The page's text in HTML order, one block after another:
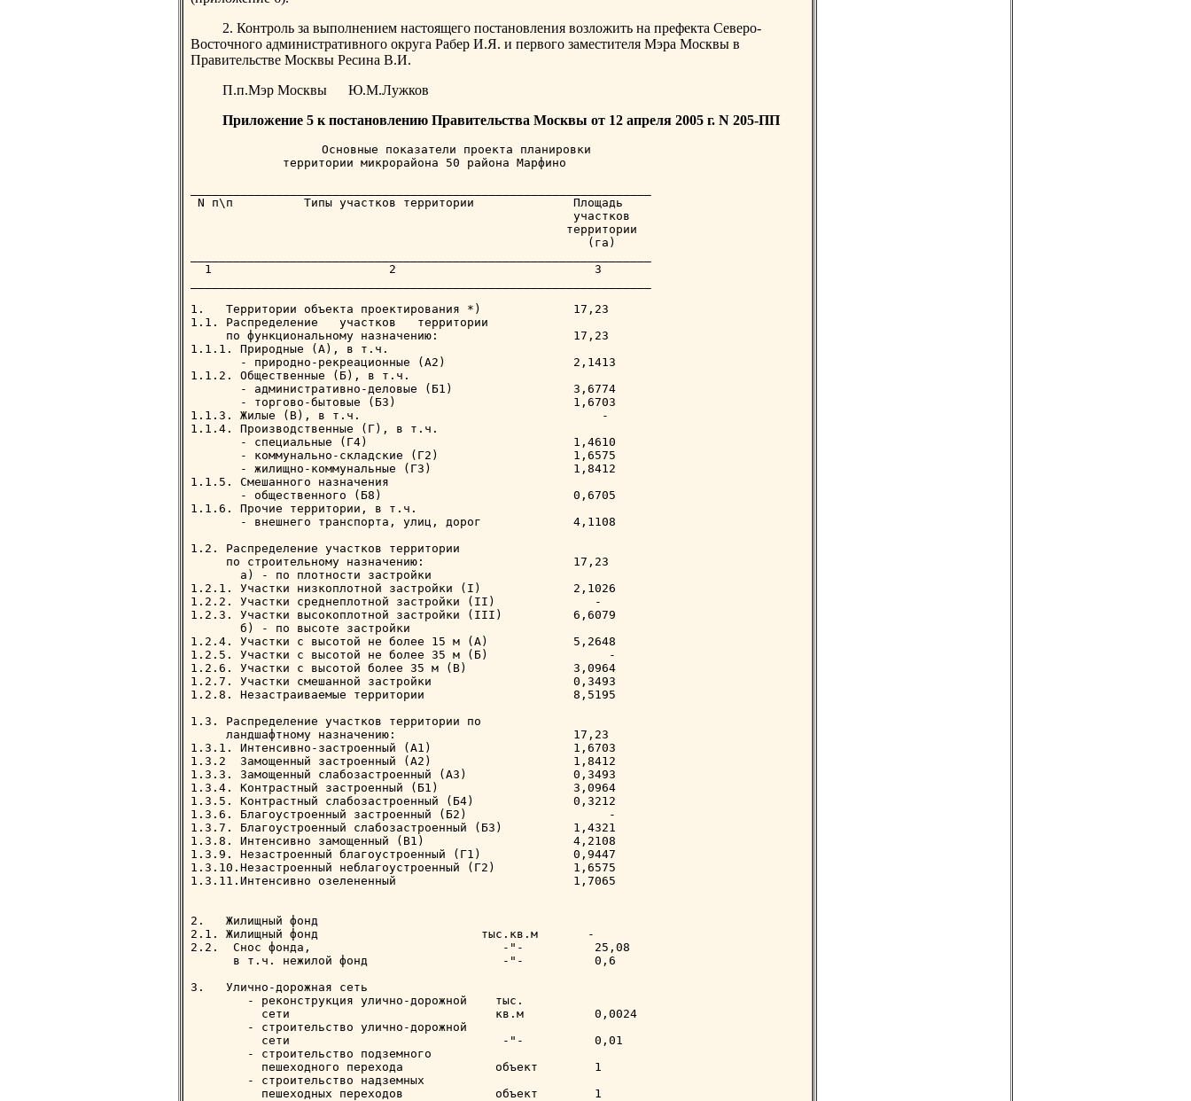
2. Контроль за выполнением настоящего постановления возложить на префекта Северо-
Восточного административного округа Рабер И.Я. и первого заместителя Мэра Москвы в
Правительстве Москвы Ресина В.И.
П.п.Мэр Москвы Ю.М.Лужков
Приложение 5 к постановлению Правительства Москвы от 12 апреля 2005 г. N 205-ПП
              Основные показатели проекта планировки
             территории микрорайона 50 района Марфино
N п\п          Типы участков территории              Площадь
                                                      участков
                                                     территории
                                                        (га)
  1                         2                            3
1.   Территории объекта проектирования *)             17,23
1.1. Распределение   участков   территории
     по функциональному назначению:                   17,23
1.1.1. Природные (А), в т.ч.
       - природно-рекреационные (А2)                  2,1413
1.1.2. Общественные (Б), в т.ч.
       - административно-деловые (Б1)                 3,6774
       - торгово-бытовые (Б3)                         1,6703
1.1.3. Жилые (В), в т.ч.                                  -
1.1.4. Производственные (Г), в т.ч.
       - специальные (Г4)                             1,4610
       - коммунально-складские (Г2)                   1,6575
       - жилищно-коммунальные (Г3)                    1,8412
1.1.5. Смешанного назначения
       - общественного (Б8)                           0,6705
1.1.6. Прочие территории, в т.ч.
       - внешнего транспорта, улиц, дорог             4,1108
1.2. Распределение участков территории
     по строительному назначению:                     17,23
       а) - по плотности застройки
1.2.1. Участки низкоплотной застройки (I)             2,1026
1.2.2. Участки среднеплотной застройки (II)              -
1.2.3. Участки высокоплотной застройки (III)          6,6079
       б) - по высоте застройки
1.2.4. Участки с высотой не более 15 м (А)            5,2648
1.2.5. Участки с высотой не более 35 м (Б)                 -
1.2.6. Участки с высотой более 35 м (В)               3,0964
1.2.7. Участки смешанной застройки                    0,3493
1.2.8. Незастраиваемые территории                     8,5195
1.3. Распределение участков территории по
     ландшафтному назначению:                         17,23
1.3.1. Интенсивно-застроенный (А1)                    1,6703
1.3.2  Замощенный застроенный (А2)                    1,8412
1.3.3. Замощенный слабозастроенный (А3)               0,3493
1.3.4. Контрастный застроенный (Б1)                   3,0964
1.3.5. Контрастный слабозастроенный (Б4)              0,3212
1.3.6. Благоустроенный застроенный (Б2)                    -
1.3.7. Благоустроенный слабозастроенный (Б3)          1,4321
1.3.8. Интенсивно замощенный (В1)                     4,2108
1.3.9. Незастроенный благоустроенный (Г1)             0,9447
1.3.10.Незастроенный неблагоустроенный (Г2)           1,6575
1.3.11.Интенсивно озелененный                         1,7065
2.   Жилищный фонд
2.1. Жилищный фонд                       тыс.кв.м       -
2.2.  Снос фонда,                           -"-          25,08
      в т.ч. нежилой фонд                   -"-          0,6
3.   Улично-дорожная сеть
        - реконструкция улично-дорожной    тыс.
          сети                             кв.м          0,0024
        - строительство улично-дорожной
          сети                              -"-          0,01
        - строительство подземного
          пешеходного перехода             объект        1
        - строительство надземных
          пешеходных переходов             объект        1